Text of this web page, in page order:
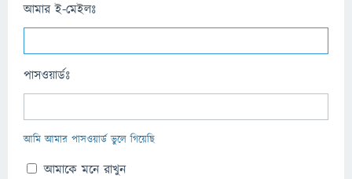
আমার ই-মেইলঃ
পাসওয়ার্ডঃ
আমি আমার পাসওয়ার্ড ভুলে গিয়েছি
আমাকে মনে রাখুন